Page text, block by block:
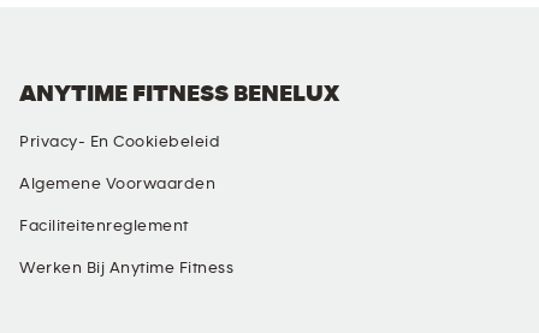
ANYTIME FITNESS BENELUX
Privacy- En Cookiebeleid
Algemene Voorwaarden
Faciliteitenreglement
Werken Bij Anytime Fitness